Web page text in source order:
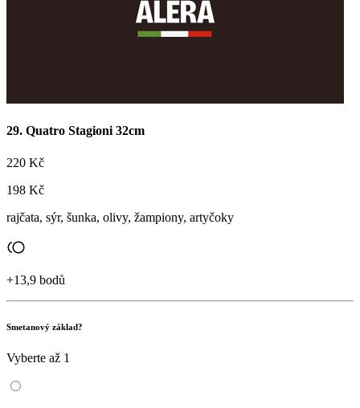
29. Quatro Stagioni 32cm
220 Kč
198 Kč
rajčata, sýr, šunka, olivy, žampiony, artyčoky
+13,9 bodů
Smetanový základ?
Vyberte až 1